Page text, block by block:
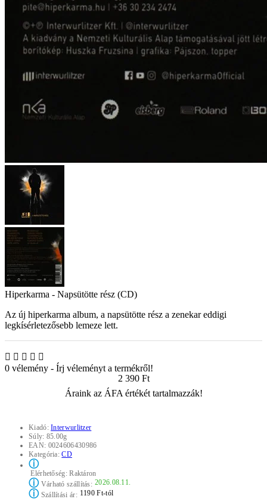
Hiperkarma - Napsütötte rész (CD)
Az új hiperkarma album, a napsütötte rész a zenekar eddigi
legkísérletezősebb lemeze lett.
0 vélemény - Írj véleményt a termékről!
2 390 Ft
Áraink az ÁFA értékét tartalmazzák!
Kiadó:Interwurlitzer
Súly: 85.00g
EAN: 0024606430986
Kategória:CD
ⓘ
Elérhetőség:Raktáron
ⓘVárható szállítás: 2026.08.11.
ⓘSzállítási ár: 1190 Ft-tól